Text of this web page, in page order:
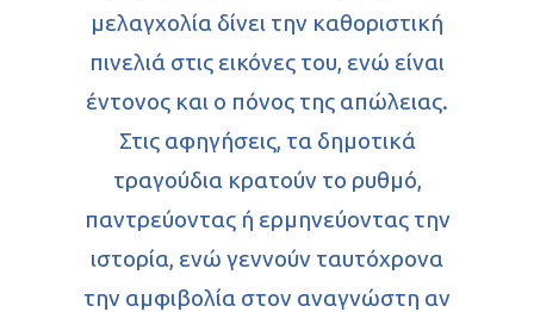
μελαγχολία δίνει την καθοριστική
πινελιά στις εικόνες του, ενώ είναι
έντονος και ο πόνος της απώλειας.
Στις αφηγήσεις, τα δημοτικά
τραγούδια κρατούν το ρυθμό,
παντρεύοντας ή ερμηνεύοντας την
ιστορία, ενώ γεννούν ταυτόχρονα
την αμφιβολία στον αναγνώστη αν
Video
Θέατρο &